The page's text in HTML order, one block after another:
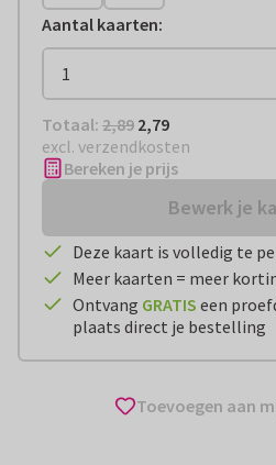
Aantal kaarten:
Totaal: € 2,79
Totaal: 2,89 2,79
excl. verzendkosten
Bereken je prijs
Bewerk je
Deze kaart is volledig te
Meer kaarten = meer
Ontvang GRATIS een
plaats direct je bestelling
Toevoegen aan